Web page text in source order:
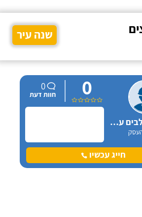
שנה עיר
ניצן אילוף כלבים על הכנרת
0
0
חוות דעת
חייג עכשיו